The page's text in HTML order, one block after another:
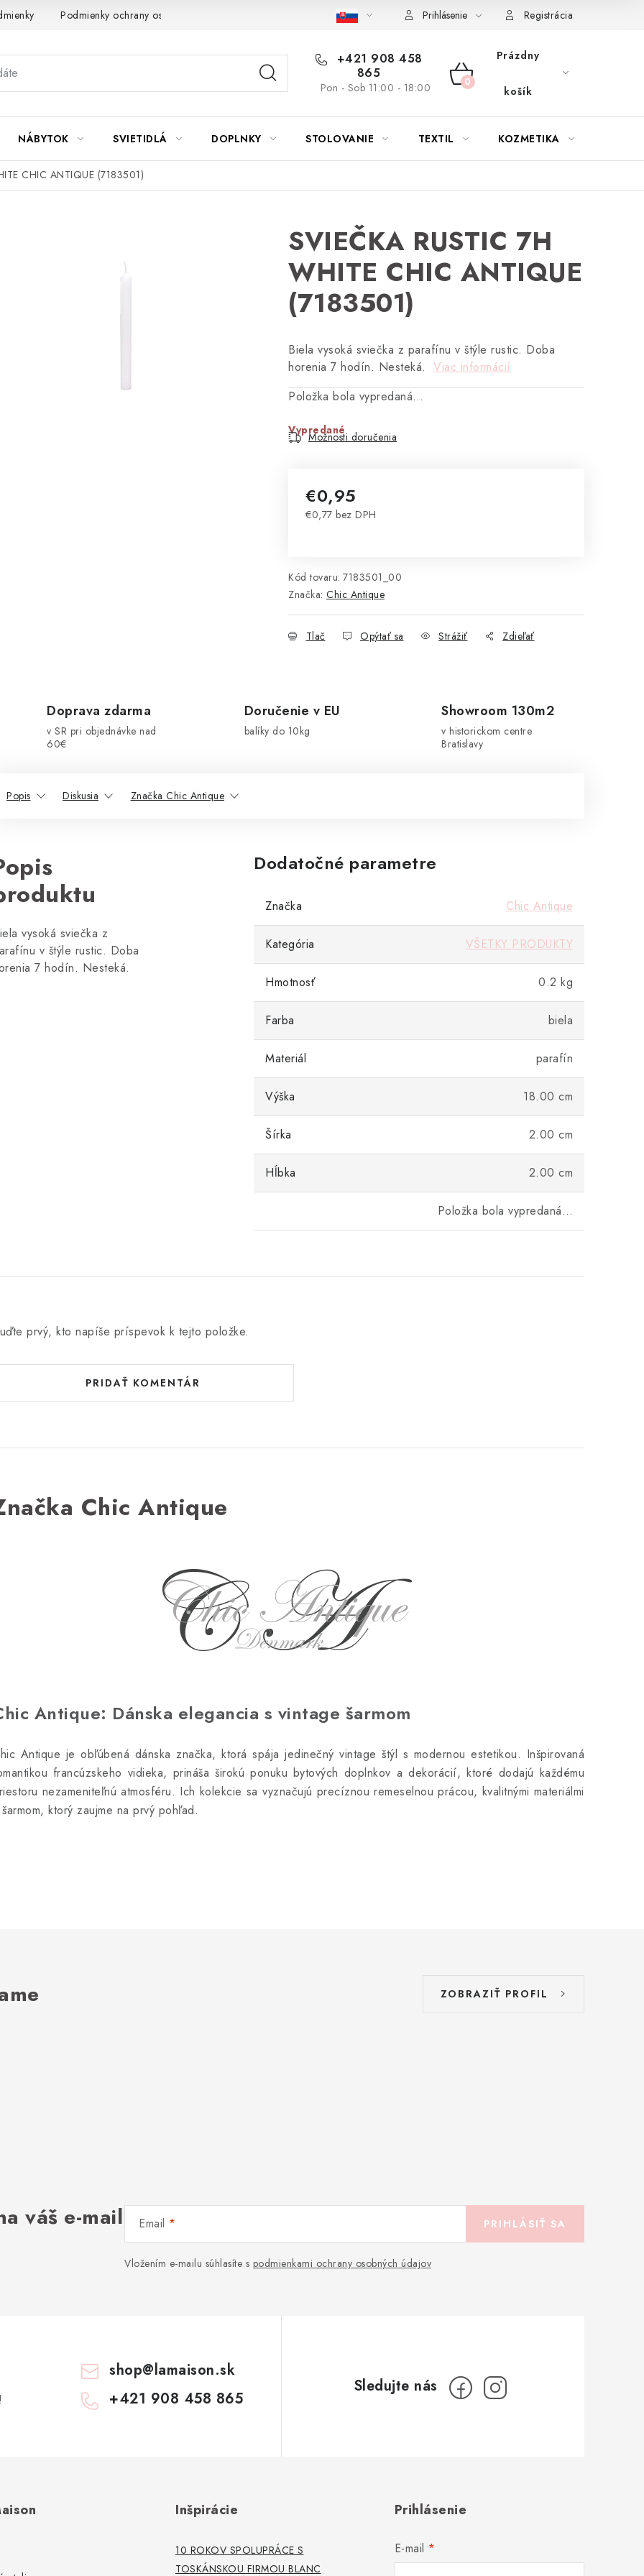
Podmienky ochrany osobných údajov Návod na údržbu nábytku Reklamačný poriadok Pravidlá zliav a akcií
Prihlásenie Registrácia
+421 908 458
865
Pon - Sob 11:00 - 18:00
NÁKUPNÝ
Prázdny
košík
NÁBYTOK SVIETIDLÁ DOPLNKY STOLOVANIE TEXTIL KOZMETIKA
CHIC ANTIQUE (7183501)
SVIEČKA RUSTIC 7H
WHITE CHIC ANTIQUE
(7183501)
Biela vysoká sviečka z parafínu v štýle rustic. Doba
horenia 7 hodín. Nesteká. Viac informácií
Položka bola vypredaná…
Vypredané
Možnosti doručenia
€0,95
€0,77 bez DPH
Kód tovaru: 7183501_00
Značka: Chic Antique
Tlač Opýtať sa Strážiť Zdieľať
Doprava zdarma
v SR pri objednávke nad
60€
Doručenie v EU
balíky do 10kg
Showroom 130m2
v historickom centre
Bratislavy
Popis Diskusia Značka Chic Antique
vysoká sviečka z
v štýle rustic. Doba
7 hodín. Nesteká.
Dodatočné parametre
Značka Chic Antique
Kategória VŠETKY PRODUKTY
Hmotnosť 0.2 kg
Farba biela
Materiál parafín
Výška 18.00 cm
Šírka 2.00 cm
Hĺbka 2.00 cm
Položka bola vypredaná…
prvý, kto napíše príspevok k tejto položke.
PRIDAŤ KOMENTÁR
Chic Antique
Antique: Dánska elegancia s vintage šarmom
Antique je obľúbená dánska značka, ktorá spája jedinečný vintage štýl s modernou estetikou. Inšpirovaná
francúzskeho vidieka, prináša širokú ponuku bytových doplnkov a dekorácií, ktoré dodajú každému
nezameniteľnú atmosféru. Ich kolekcie sa vyznačujú precíznou remeselnou prácou, kvalitnými materiálmi
ktorý zaujme na prvý pohľad.
ZOBRAZIŤ PROFIL
váš e-mail Email
Vložením e-mailu súhlasíte s podmienkami ochrany osobných údajov
PRIHLÁSIŤ SA
shop@lamaison.sk
+421 908 458 865
Inšpirácie
10 ROKOV SPOLUPRÁCE S
TOSKÁNSKOU FIRMOU BLANC
Prihlásenie
E-mail